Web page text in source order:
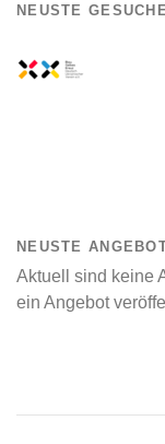
NEUSTE GESUCHE
NEUSTE
Aktuell sind keine
ein Angebot